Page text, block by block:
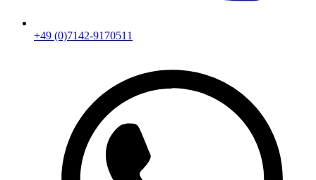
+49 (0)7142-9170511